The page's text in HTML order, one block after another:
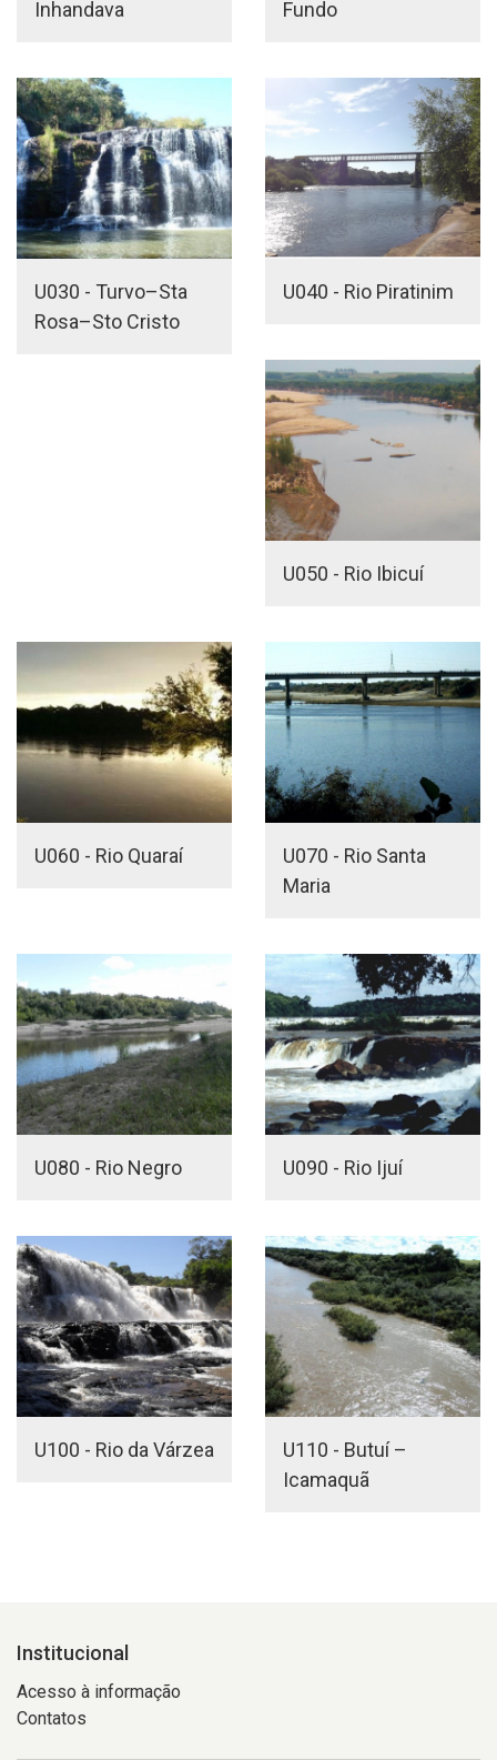
Inhandava Fundo
U030 - Turvo–Sta
Rosa–Sto Cristo
U040 - Rio Piratinim
U050 - Rio Ibicuí
U060 - Rio Quaraí
U070 - Rio Santa
Maria
U080 - Rio Negro U090 - Rio Ijuí
U100 - Rio da Várzea
U110 - Butuí –
Icamaquã
Institucional
Acesso à informação
Contatos